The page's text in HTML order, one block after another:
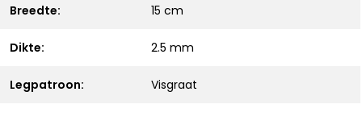
Breedte: 15 cm
Dikte: 2.5 mm
Legpatroon: Visgraat